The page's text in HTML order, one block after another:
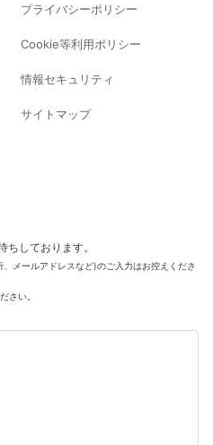
プライバシーポリシー
Cookie等利用ポリシー
情報セキュリティ
サイトマップ
しております。
メールアドレスなど)のご入力はお控えくださ
さい。